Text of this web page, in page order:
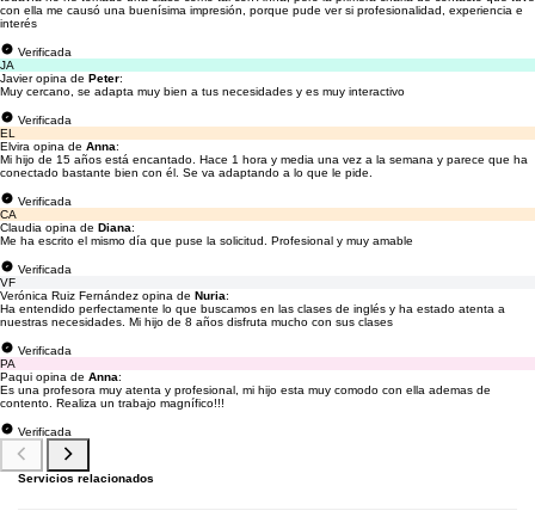
con ella me causó una buenísima impresión, porque pude ver si profesionalidad, experiencia e
interés
Verificada
JA
Javier opina de Peter:
Muy cercano, se adapta muy bien a tus necesidades y es muy interactivo
Verificada
EL
Elvira opina de Anna:
Mi hijo de 15 años está encantado. Hace 1 hora y media una vez a la semana y parece que ha
conectado bastante bien con él. Se va adaptando a lo que le pide.
Verificada
CA
Claudia opina de Diana:
Me ha escrito el mismo día que puse la solicitud. Profesional y muy amable
Verificada
VF
Verónica Ruiz Fernández opina de Nuria:
Ha entendido perfectamente lo que buscamos en las clases de inglés y ha estado atenta a
nuestras necesidades. Mi hijo de 8 años disfruta mucho con sus clases
Verificada
PA
Paqui opina de Anna:
Es una profesora muy atenta y profesional, mi hijo esta muy comodo con ella ademas de
contento. Realiza un trabajo magnífico!!!
Verificada
Servicios relacionados